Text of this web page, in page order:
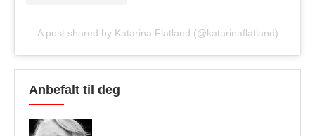
A post shared by Katarina Flatland (@katarinaflatland)
Anbefalt til deg